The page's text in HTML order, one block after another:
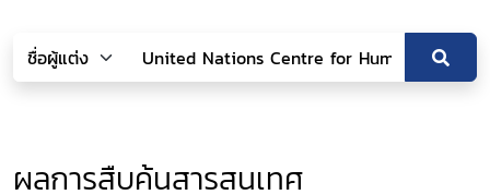
ผลการสืบค้นสารสนเทศ